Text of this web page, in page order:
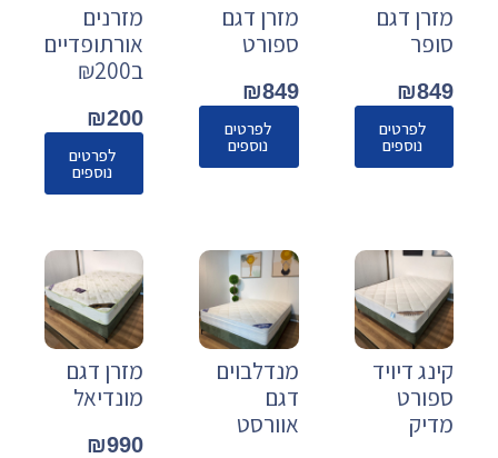
מזרן דגם
סופר
₪849
לפרטים
נוספים
מזרן דגם
ספורט
₪849
לפרטים
נוספים
מזרנים
אורתופדיים
ב₪200
₪200
לפרטים
נוספים
קינג דיויד
ספורט
מדיק
מנדלבוים
דגם
אוורסט
מזרן דגם
מונדיאל
₪990